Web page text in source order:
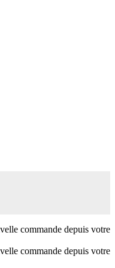
commande depuis votre
commande depuis votre